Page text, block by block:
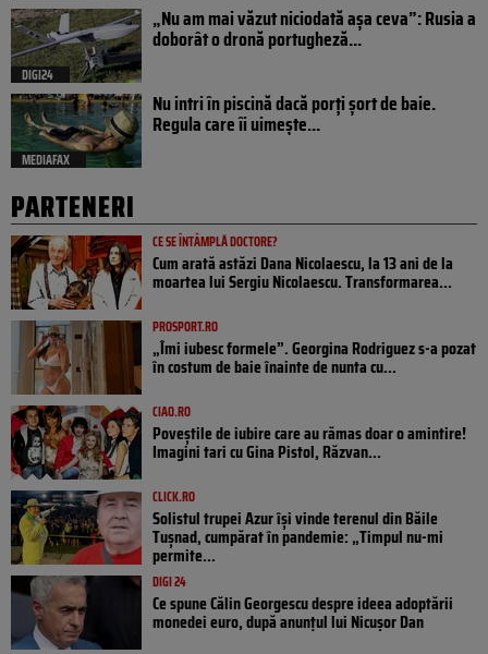
DIGI24
„Nu am mai văzut niciodată așa ceva”: Rusia a
doborât o dronă portugheză...
MEDIAFAX
Nu intri în piscină dacă porți șort de baie.
Regula care îi uimește...
PARTENERI
CE SE ÎNTÂMPLĂ DOCTORE?
Cum arată astăzi Dana Nicolaescu, la 13 ani de la
moartea lui Sergiu Nicolaescu. Transformarea...
PROSPORT.RO
„Îmi iubesc formele”. Georgina Rodriguez s-a pozat
în costum de baie înainte de nunta cu...
CIAO.RO
Poveştile de iubire care au rămas doar o amintire!
Imagini tari cu Gina Pistol, Răzvan...
CLICK.RO
Solistul trupei Azur își vinde terenul din Băile
Tușnad, cumpărat în pandemie: „Timpul nu-mi
permite...
DIGI 24
Ce spune Călin Georgescu despre ideea adoptării
monedei euro, după anunțul lui Nicușor Dan